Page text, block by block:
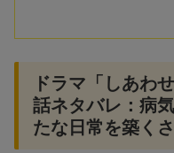
ドラマ「しあわ
話ネタバレ：病
たな日常を築く